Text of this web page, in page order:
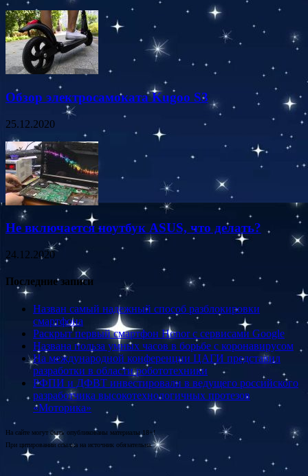
Обзор электросамоката Kugoo S3
25.12.2020
Не включается ноутбук ASUS, что делать?
24.12.2020
Последние записи
Назван самый надежный способ разблокировки
смартфона
Раскрыт первый смартфон Honor с сервисами Google
Названа польза умных часов в борьбе с коронавирусом
На международной конференции ЦАГИ представил
разработки в области робототехники
РФПИ и ДФВТ инвестировали в ведущего российского
разработчика высокотехнологичных протезов
«Моторика»
На сайте могут быть опубликованы материалы 18+!
При цитировании ссылка на источник обязательна.